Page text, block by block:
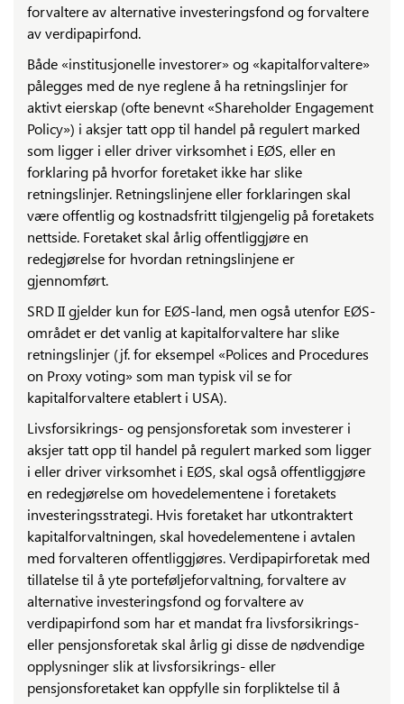
forvaltere av alternative investeringsfond og forvaltere
av verdipapirfond.
Både «institusjonelle investorer» og «kapitalforvaltere»
pålegges med de nye reglene å ha retningslinjer for
aktivt eierskap (ofte benevnt «Shareholder Engagement
Policy») i aksjer tatt opp til handel på regulert marked
som ligger i eller driver virksomhet i EØS, eller en
forklaring på hvorfor foretaket ikke har slike
retningslinjer. Retningslinjene eller forklaringen skal
være offentlig og kostnadsfritt tilgjengelig på foretakets
nettside. Foretaket skal årlig offentliggjøre en
redegjørelse for hvordan retningslinjene er
gjennomført.
SRD II gjelder kun for EØS-land, men også utenfor EØS-
området er det vanlig at kapitalforvaltere har slike
retningslinjer (jf. for eksempel «Polices and Procedures
on Proxy voting» som man typisk vil se for
kapitalforvaltere etablert i USA).
Livsforsikrings- og pensjonsforetak som investerer i
aksjer tatt opp til handel på regulert marked som ligger
i eller driver virksomhet i EØS, skal også offentliggjøre
en redegjørelse om hovedelementene i foretakets
investeringsstrategi. Hvis foretaket har utkontraktert
kapitalforvaltningen, skal hovedelementene i avtalen
med forvalteren offentliggjøres. Verdipapirforetak med
tillatelse til å yte porteføljeforvaltning, forvaltere av
alternative investeringsfond og forvaltere av
verdipapirfond som har et mandat fra livsforsikrings-
eller pensjonsforetak skal årlig gi disse de nødvendige
opplysninger slik at livsforsikrings- eller
pensjonsforetaket kan oppfylle sin forpliktelse til å